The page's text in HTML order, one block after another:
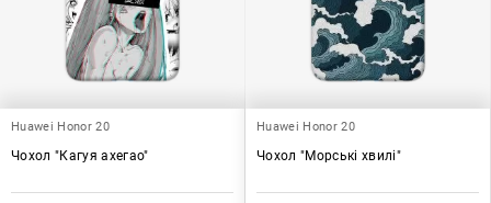
Huawei Honor 20
Чохол "Кагуя ахегао"
Huawei Honor 20
Чохол "Морські хвилі"